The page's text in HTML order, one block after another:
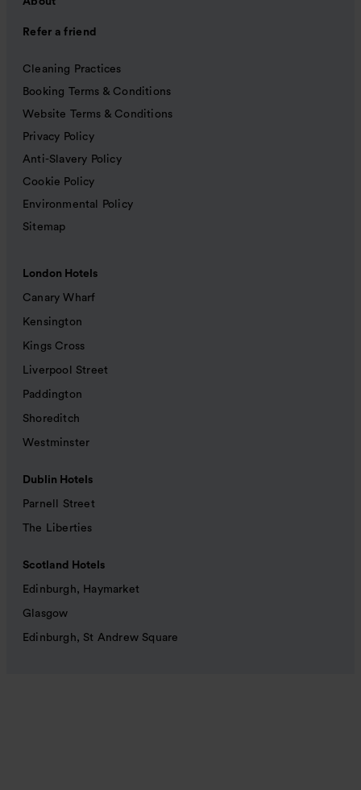
Refer a friend
Cleaning Practices
Booking Terms & Conditions
Website Terms & Conditions
Privacy Policy
Anti-Slavery Policy
Cookie Policy
Environmental Policy
Sitemap
London Hotels
Canary Wharf
Kensington
Kings Cross
Liverpool Street
Paddington
Shoreditch
Westminster
Dublin Hotels
Parnell Street
The Liberties
Scotland Hotels
Edinburgh, Haymarket
Glasgow
Edinburgh, St Andrew Square